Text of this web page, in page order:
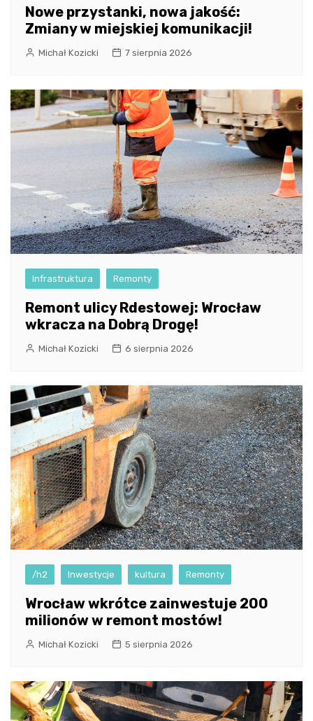
Nowe przystanki, nowa jakość:
Zmiany w miejskiej komunikacji!
Michał Kozicki 7 sierpnia 2026
Infrastruktura Remonty
Remont ulicy Rdestowej: Wrocław
wkracza na Dobrą Drogę!
Michał Kozicki 6 sierpnia 2026
/h2 Inwestycje kultura Remonty
Wrocław wkrótce zainwestuje 200
milionów w remont mostów!
Michał Kozicki 5 sierpnia 2026